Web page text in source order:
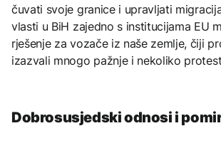
čuvati svoje granice i upravljati
vlasti u BiH zajedno s institucijama EU
rješenje za vozače iz naše zemlje, čiji
izazvali mnogo pažnje i nekoliko
Dobrosusjedski odnosi i